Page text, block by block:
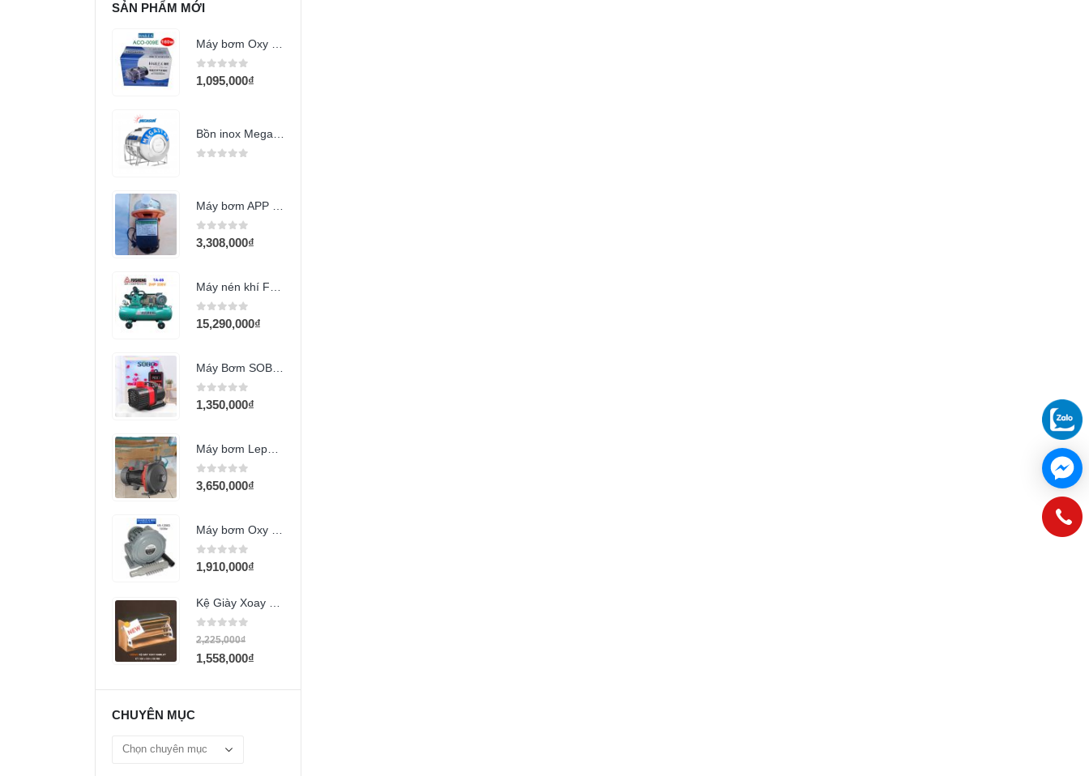
SẢN PHẨM MỚI
0 out of 5
1,095,000₫
0out of 5
3,308,000₫
0 out of 5
15,290,000₫
0 out of 5
1,350,000₫
0out of 5
3,650,000₫
0 out of 5
1,910,000₫
Kệ Giày Xoay MAMILUT KEGV2
0 out of 5
2,225,000₫
1,558,000₫
CHUYÊN MỤC
Chuyên